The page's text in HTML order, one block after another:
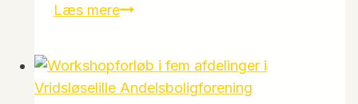
Læs mereFælles
koordinering
af